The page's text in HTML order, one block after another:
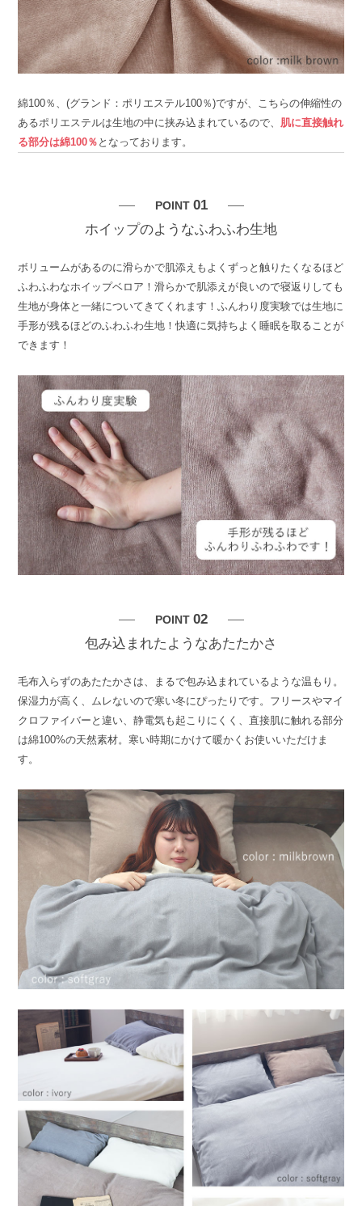
綿100％、(グランド：ポリエステル100％)ですが、こちらの伸縮性の
あるポリエステルは生地の中に挟み込まれているので、 肌に直接触れ
る部分は綿100％ となっております。
POINT 01
ホイップのようなふわふわ生地
ボリュームがあるのに滑らかで肌添えもよくずっと触りたくなるほど
ふわふわなホイップベロア！滑らかで肌添えが良いので寝返りしても
生地が身体と一緒についてきてくれます！ふんわり度実験では生地に
手形が残るほどのふわふわ生地！快適に気持ちよく睡眠を取ることが
できます！
POINT 02
包み込まれたようなあたたかさ
毛布入らずのあたたかさは、まるで包み込まれているような温もり。
保湿力が高く、ムレないので寒い冬にぴったりです。フリースやマイ
クロファイバーと違い、静電気も起こりにくく、直接肌に触れる部分
は綿100%の天然素材。寒い時期にかけて暖かくお使いいただけま
す。